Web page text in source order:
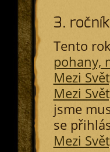
3.
Tento
pohany,
Mezi
Mezi
jsme
se
Mezi